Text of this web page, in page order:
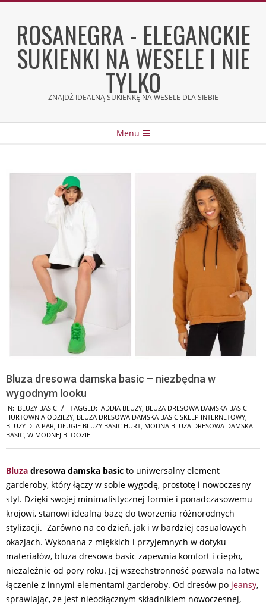
contentROSANEGRA - ELEGANCKIE
SUKIENKI NA WESELE I NIE
TYLKO
ZNAJDŹ IDEALNĄ SUKIENKĘ NA WESELE DLA SIEBIE
Menu
Bluza dresowa damska basic – niezbędna w
wygodnym looku
IN: BLUZY BASIC TAGGED: ADDIA BLUZY, BLUZA DRESOWA DAMSKA BASIC
HURTOWNIA ODZIEŻY, BLUZA DRESOWA DAMSKA BASIC SKLEP INTERNETOWY,
BLUZY DLA PAR, DŁUGIE BLUZY BASIC HURT, MODNA BLUZA DRESOWA DAMSKA
BASIC, W MODNEJ BLOOZIE
Bluza dresowa damska basic to uniwersalny element
garderoby, który łączy w sobie wygodę, prostotę i nowoczesny
styl. Dzięki swojej minimalistycznej formie i ponadczasowemu
krojowi, stanowi idealną bazę do tworzenia różnorodnych
stylizacji. Zarówno na co dzień, jak i w bardziej casualowych
okazjach. Wykonana z miękkich i przyjemnych w dotyku
materiałów, bluza dresowa basic zapewnia komfort i ciepło,
niezależnie od pory roku. Jej wszechstronność pozwala na łatwe
łączenie z innymi elementami garderoby. Od dresów po jeansy,
sprawiając, że jest nieodłącznym składnikiem nowoczesnej,